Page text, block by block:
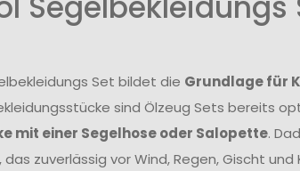
Set bildet die Grundlage für
sind Ölzeug Sets bereits
mit einer Segelhose oder Salopette.
zuverlässig vor Wind, Regen, Gischt